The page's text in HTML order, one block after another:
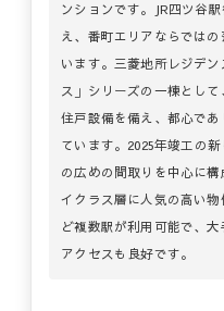
ンションです。JR四ツ谷
え、番町エリアならでは
います。三菱地所レジデ
ス」シリーズの一棟とし
住戸設備を備え、都心で
ています。2025年竣工の
の広めの間取りを中心に
イクラス層に人気の高い
ど複数駅が利用可能で、
アクセスも良好です。